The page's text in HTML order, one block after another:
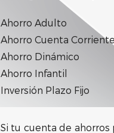
Ahorro Adulto
Ahorro Cuenta Corriente
Ahorro Dinámico
Ahorro Infantil
Inversión Plazo Fijo
Si tu cuenta de